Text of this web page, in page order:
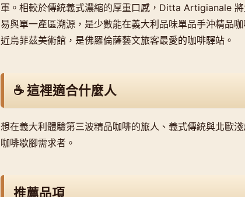
軍。相較於傳統義式濃縮的厚重口感，Ditta Artigianale
易與單一產區溯源，是少數能在義大利品味單品手沖精品
近烏菲茲美術館，是佛羅倫薩藝文旅客最愛的咖啡驛站。
☕ 這裡適合什麼人
想在義大利體驗第三波精品咖啡的旅人、義式傳統與北歐
咖啡歇腳需求者。
推薦品項